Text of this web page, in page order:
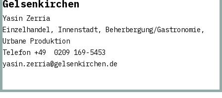
Gelsenkirchen
Yasin Zerria
Einzelhandel, Innenstadt, Beherbergung/Gastronomie,
Urbane Produktion
Telefon +49 0209 169-5453
yasin.zerria@gelsenkirchen.de